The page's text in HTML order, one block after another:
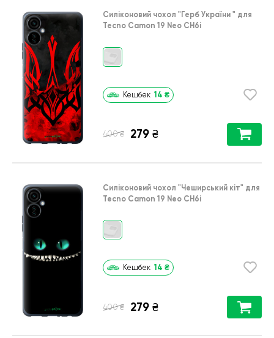
Силіконовий чохол "Герб України " для
Tecno Camon 19 Neo CH6i
Кешбек 14 ₴
400 ₴ 279 ₴
Силіконовий чохол "Чеширський кіт" для
Tecno Camon 19 Neo CH6i
Кешбек 14 ₴
400 ₴ 279 ₴